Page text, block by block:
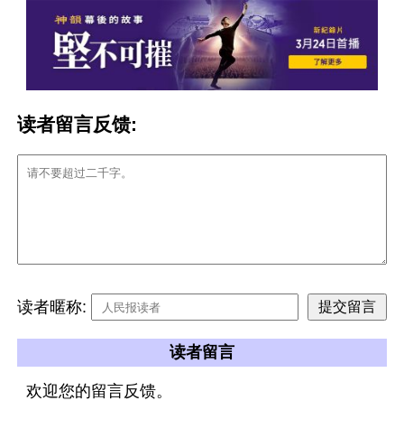
读者留言反馈:
读者暱称:
读者留言
欢迎您的留言反馈。